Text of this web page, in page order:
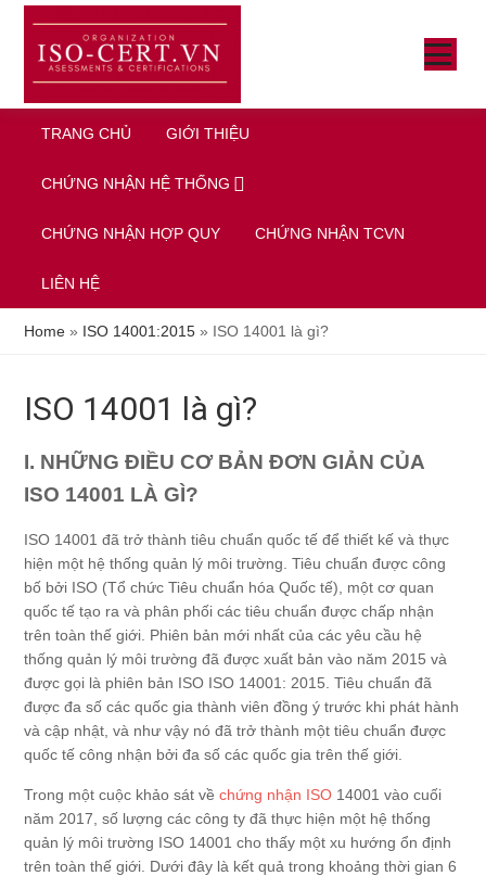
content
primary
sidebar
footer
SHOW
MENU
TRANG CHỦ GIỚI THIỆU
CHỨNG NHẬN HỆ THỐNG
CHỨNG NHẬN HỢP QUY CHỨNG NHẬN TCVN
LIÊN HỆ
Home » ISO 14001:2015 » ISO 14001 là gì?
ISO 14001 là gì?
I. NHỮNG ĐIỀU CƠ BẢN ĐƠN GIẢN CỦA
ISO 14001 LÀ GÌ?
ISO 14001 đã trở thành tiêu chuẩn quốc tế để thiết kế và thực
hiện một hệ thống quản lý môi trường. Tiêu chuẩn được công
bố bởi ISO (Tổ chức Tiêu chuẩn hóa Quốc tế), một cơ quan
quốc tế tạo ra và phân phối các tiêu chuẩn được chấp nhận
trên toàn thế giới. Phiên bản mới nhất của các yêu cầu hệ
thống quản lý môi trường đã được xuất bản vào năm 2015 và
được gọi là phiên bản ISO ISO 14001: 2015. Tiêu chuẩn đã
được đa số các quốc gia thành viên đồng ý trước khi phát hành
và cập nhật, và như vậy nó đã trở thành một tiêu chuẩn được
quốc tế công nhận bởi đa số các quốc gia trên thế giới.
Trong một cuộc khảo sát vềchứng nhận ISO 14001 vào cuối
năm 2017, số lượng các công ty đã thực hiện một hệ thống
quản lý môi trường ISO 14001 cho thấy một xu hướng ổn định
trên toàn thế giới. Dưới đây là kết quả trong khoảng thời gian 6